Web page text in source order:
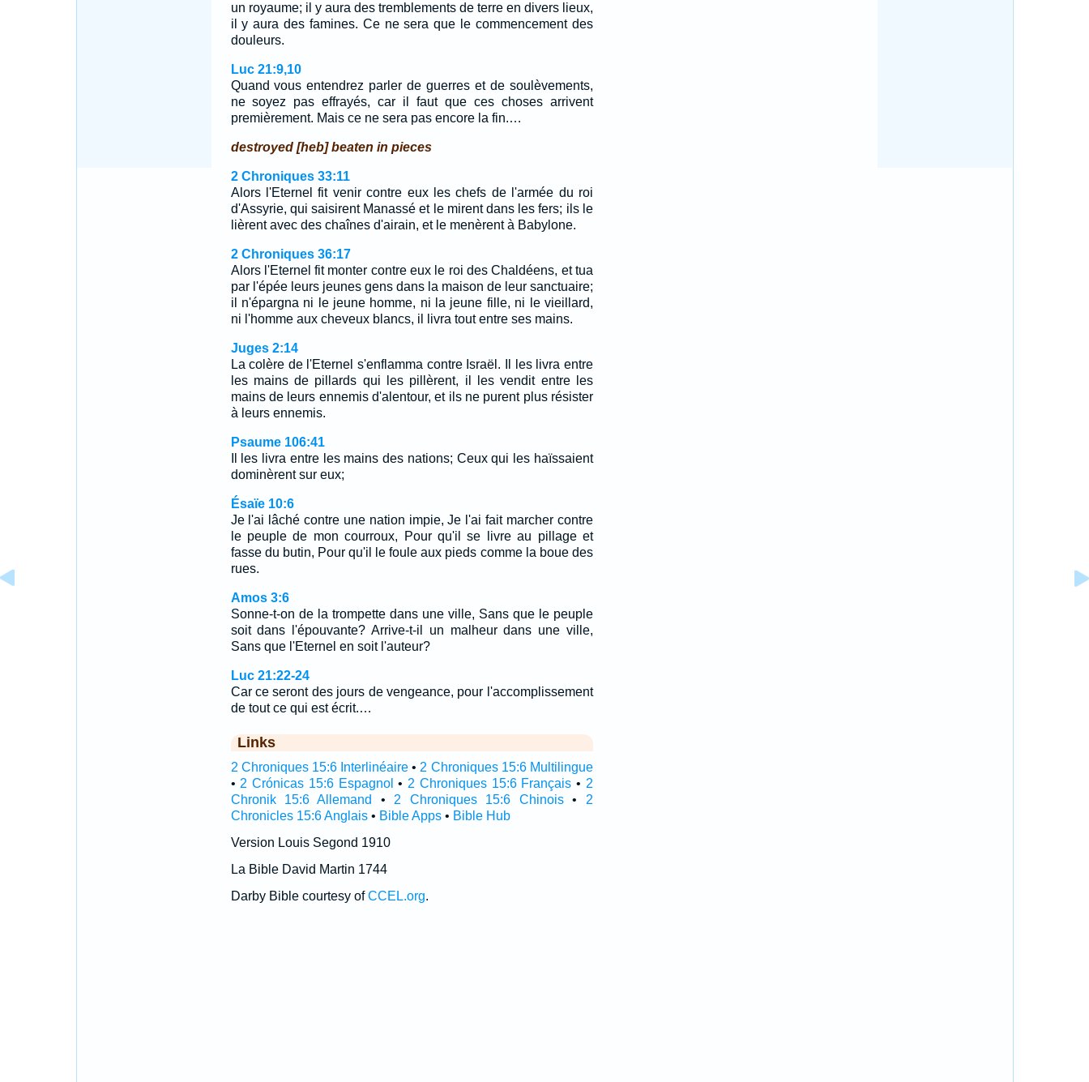
un royaume; il y aura des tremblements de terre en divers lieux,
il y aura des famines. Ce ne sera que le commencement des
douleurs.
Luc 21:9,10
Quand vous entendrez parler de guerres et de soulèvements,
ne soyez pas effrayés, car il faut que ces choses arrivent
premièrement. Mais ce ne sera pas encore la fin.…
destroyed [heb] beaten in pieces
2 Chroniques 33:11
Alors l'Eternel fit venir contre eux les chefs de l'armée du roi
d'Assyrie, qui saisirent Manassé et le mirent dans les fers; ils le
lièrent avec des chaînes d'airain, et le menèrent à Babylone.
2 Chroniques 36:17
Alors l'Eternel fit monter contre eux le roi des Chaldéens, et tua
par l'épée leurs jeunes gens dans la maison de leur sanctuaire;
il n'épargna ni le jeune homme, ni la jeune fille, ni le vieillard,
ni l'homme aux cheveux blancs, il livra tout entre ses mains.
Juges 2:14
La colère de l'Eternel s'enflamma contre Israël. Il les livra entre
les mains de pillards qui les pillèrent, il les vendit entre les
mains de leurs ennemis d'alentour, et ils ne purent plus résister
à leurs ennemis.
Psaume 106:41
Il les livra entre les mains des nations; Ceux qui les haïssaient
dominèrent sur eux;
Ésaïe 10:6
Je l'ai lâché contre une nation impie, Je l'ai fait marcher contre
le peuple de mon courroux, Pour qu'il se livre au pillage et
fasse du butin, Pour qu'il le foule aux pieds comme la boue des
rues.
Amos 3:6
Sonne-t-on de la trompette dans une ville, Sans que le peuple
soit dans l'épouvante? Arrive-t-il un malheur dans une ville,
Sans que l'Eternel en soit l'auteur?
Luc 21:22-24
Car ce seront des jours de vengeance, pour l'accomplissement
de tout ce qui est écrit.…
Links
2 Chroniques 15:6 Interlinéaire • 2 Chroniques 15:6 Multilingue
• 2 Crónicas 15:6 Espagnol • 2 Chroniques 15:6 Français • 2
Chronik 15:6 Allemand
• 2 Chroniques 15:6 Chinois• 2
Chronicles 15:6 Anglais• Bible Apps• Bible Hub
Version Louis Segond 1910
La Bible David Martin 1744
Darby Bible courtesy ofCCEL.org.